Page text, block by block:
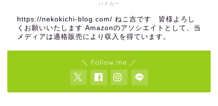
バイカー
https://nekokichi-blog.com/ ねこ吉です 皆様よろし
くお願いいたします Amazonのアソシエイトとして、当
メディアは適格販売により収入を得ています。
＼ Follow me ／